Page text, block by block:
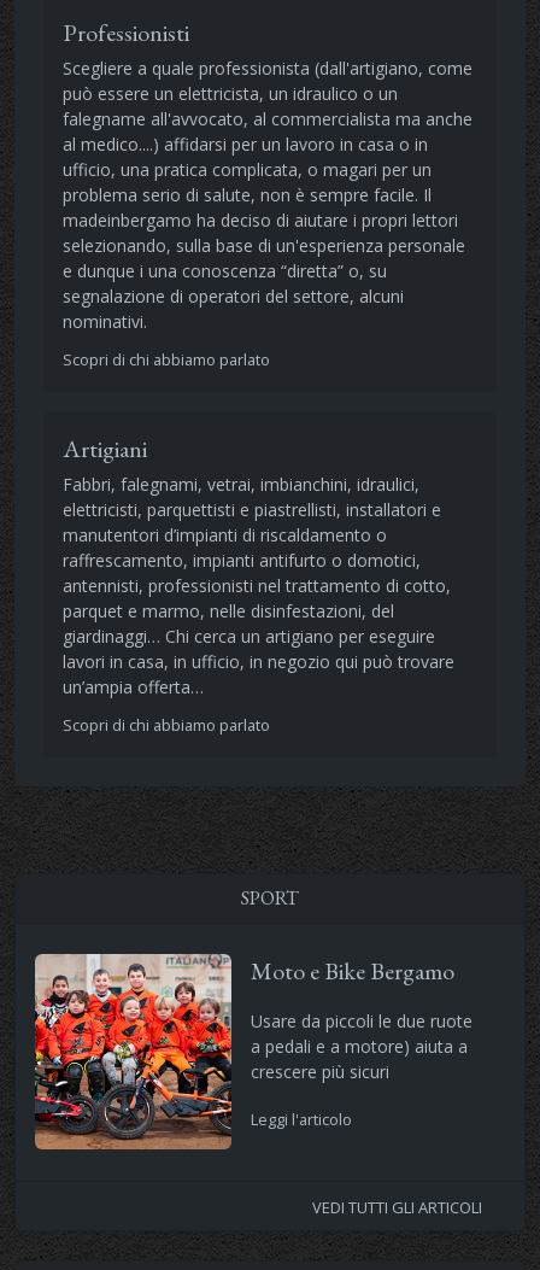
Professionisti
Scegliere a quale professionista (dall'artigiano, come
può essere un elettricista, un idraulico o un
falegname all'avvocato, al commercialista ma anche
al medico....) affidarsi per un lavoro in casa o in
ufficio, una pratica complicata, o magari per un
problema serio di salute, non è sempre facile. Il
madeinbergamo ha deciso di aiutare i propri lettori
selezionando, sulla base di un'esperienza personale
e dunque i una conoscenza “diretta” o, su
segnalazione di operatori del settore, alcuni
nominativi.
Scopri di chi abbiamo parlato
Artigiani
Fabbri, falegnami, vetrai, imbianchini, idraulici,
elettricisti, parquettisti e piastrellisti, installatori e
manutentori d’impianti di riscaldamento o
raffrescamento, impianti antifurto o domotici,
antennisti, professionisti nel trattamento di cotto,
parquet e marmo, nelle disinfestazioni, del
giardinaggi… Chi cerca un artigiano per eseguire
lavori in casa, in ufficio, in negozio qui può trovare
un’ampia offerta…
Scopri di chi abbiamo parlato
SPORT
Moto e Bike Bergamo
Usare da piccoli le due ruote
a pedali e a motore) aiuta a
crescere più sicuri
Leggi l'articolo
VEDI TUTTI GLI ARTICOLI